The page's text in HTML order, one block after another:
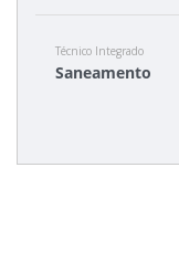
Técnico Integrado
Saneamento